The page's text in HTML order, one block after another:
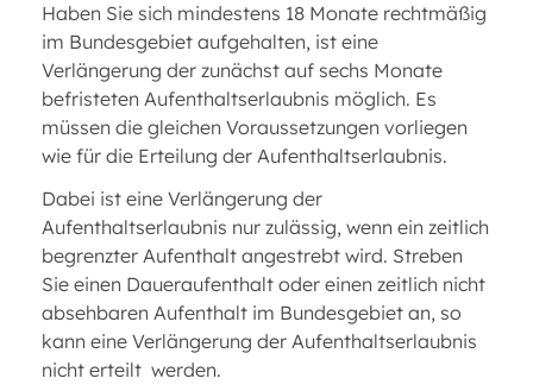
Haben Sie sich mindestens 18 Monate rechtmäßig
im Bundesgebiet aufgehalten, ist eine
Verlängerung der zunächst auf sechs Monate
befristeten Aufenthaltserlaubnis möglich. Es
müssen die gleichen Voraussetzungen vorliegen
wie für die Erteilung der Aufenthaltserlaubnis.
Dabei ist eine Verlängerung der
Aufenthaltserlaubnis nur zulässig, wenn ein zeitlich
begrenzter Aufenthalt angestrebt wird. Streben
Sie einen Daueraufenthalt oder einen zeitlich nicht
absehbaren Aufenthalt im Bundesgebiet an, so
kann eine Verlängerung der Aufenthaltserlaubnis
nicht erteilt werden.